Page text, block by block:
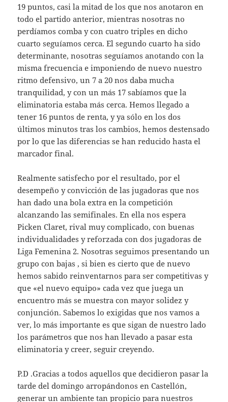
19 puntos, casi la mitad de los que nos anotaron en
todo el partido anterior, mientras nosotras no
perdíamos comba y con cuatro triples en dicho
cuarto seguíamos cerca. El segundo cuarto ha sido
determinante, nosotras seguíamos anotando con la
misma frecuencia e imponiendo de nuevo nuestro
ritmo defensivo, un 7 a 20 nos daba mucha
tranquilidad, y con un más 17 sabíamos que la
eliminatoria estaba más cerca. Hemos llegado a
tener 16 puntos de renta, y ya sólo en los dos
últimos minutos tras los cambios, hemos destensado
por lo que las diferencias se han reducido hasta el
marcador final.
Realmente satisfecho por el resultado, por el
desempeño y convicción de las jugadoras que nos
han dado una bola extra en la competición
alcanzando las semifinales. En ella nos espera
Picken Claret, rival muy complicado, con buenas
individualidades y reforzada con dos jugadoras de
Liga Femenina 2. Nosotras seguimos presentando un
grupo con bajas , si bien es cierto que de nuevo
hemos sabido reinventarnos para ser competitivas y
que «el nuevo equipo» cada vez que juega un
encuentro más se muestra con mayor solidez y
conjunción. Sabemos lo exigidas que nos vamos a
ver, lo más importante es que sigan de nuestro lado
los parámetros que nos han llevado a pasar esta
eliminatoria y creer, seguir creyendo.
P.D .Gracias a todos aquellos que decidieron pasar la
tarde del domingo arropándonos en Castellón,
generar un ambiente tan propicio para nuestros